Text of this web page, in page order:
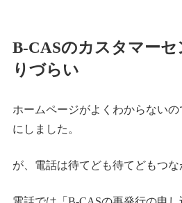
B-CASのカスタマー
りづらい
ホームページがよくわからない
にしました。
が、電話は待てども待てどもつな